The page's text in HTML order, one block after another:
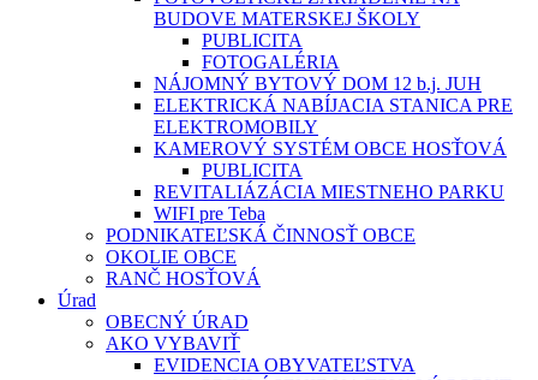
BUDOVE MATERSKEJ ŠKOLY
PUBLICITA
FOTOGALÉRIA
NÁJOMNÝ BYTOVÝ DOM 12 b.j. JUH
ELEKTRICKÁ NABÍJACIA STANICA PRE
ELEKTROMOBILY
KAMEROVÝ SYSTÉM OBCE HOSŤOVÁ
PUBLICITA
REVITALIÁZÁCIA MIESTNEHO PARKU
WIFI pre Teba
PODNIKATEĽSKÁ ČINNOSŤ OBCE
OKOLIE OBCE
RANČ HOSŤOVÁ
Úrad
OBECNÝ ÚRAD
AKO VYBAVIŤ
EVIDENCIA OBYVATEĽSTVA